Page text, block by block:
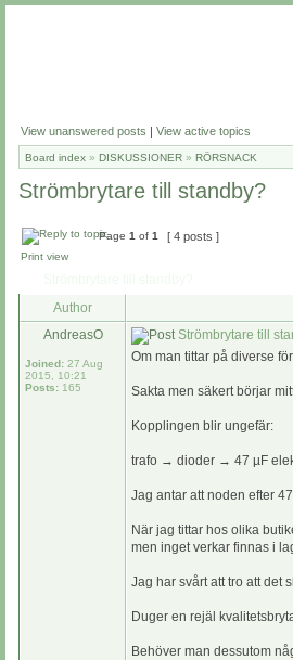
View unanswered posts | View active topics
Board index » DISKUSSIONER » RÖRSNACK
Strömbrytare till standby?
Page 1 of 1 [ 4 posts ]
Print view
Author
AndreasO
Joined: 27 Aug
2015, 10:21
Posts: 165
Strömbrytare till
Om man tittar på diverse
Sakta men säkert börjar
Kopplingen blir ungefär:
trafo → dioder → 47 µF
Jag antar att noden efter
När jag tittar hos olika
men inget verkar finnas i
Jag har svårt att tro att det
Duger en rejäl
Behöver man dessutom